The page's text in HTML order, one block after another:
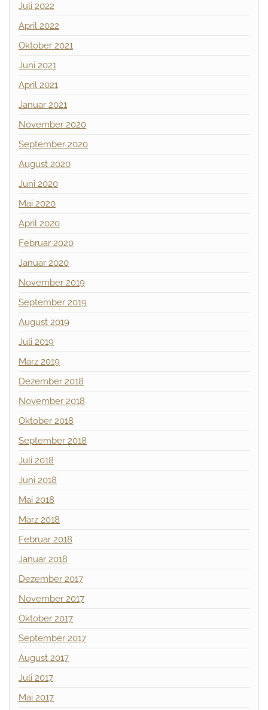
Juli 2022
April 2022
Oktober 2021
Juni 2021
April 2021
Januar 2021
November 2020
September 2020
August 2020
Juni 2020
Mai 2020
April 2020
Februar 2020
Januar 2020
November 2019
September 2019
August 2019
Juli 2019
März 2019
Dezember 2018
November 2018
Oktober 2018
September 2018
Juli 2018
Juni 2018
Mai 2018
März 2018
Februar 2018
Januar 2018
Dezember 2017
November 2017
Oktober 2017
September 2017
August 2017
Juli 2017
Mai 2017